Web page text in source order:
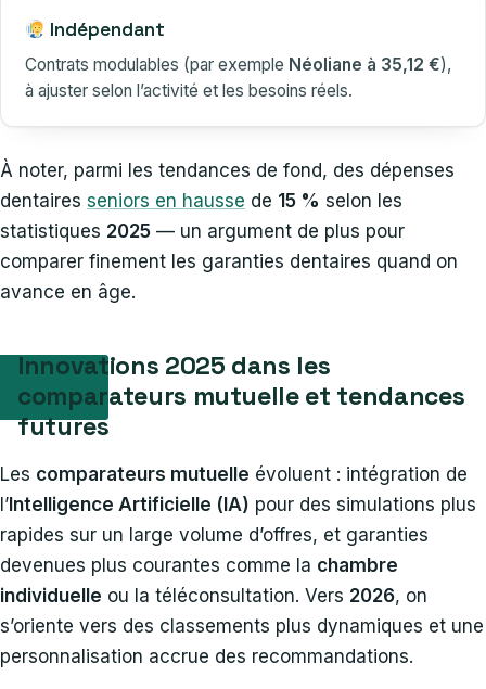
Indépendant
Contrats modulables (par exemple Néoliane à 35,12 €),
à ajuster selon l’activité et les besoins réels.
À noter, parmi les tendances de fond, des dépenses
dentaires seniors en hausse de 15 % selon les
statistiques 2025 — un argument de plus pour
comparer finement les garanties dentaires quand on
avance en âge.
Innovations 2025 dans les
comparateurs mutuelle et tendances
futures
Les comparateurs mutuelle évoluent : intégration de
l’Intelligence Artificielle (IA) pour des simulations plus
rapides sur un large volume d’offres, et garanties
devenues plus courantes comme la chambre
individuelle ou la téléconsultation. Vers 2026, on
s’oriente vers des classements plus dynamiques et une
personnalisation accrue des recommandations.